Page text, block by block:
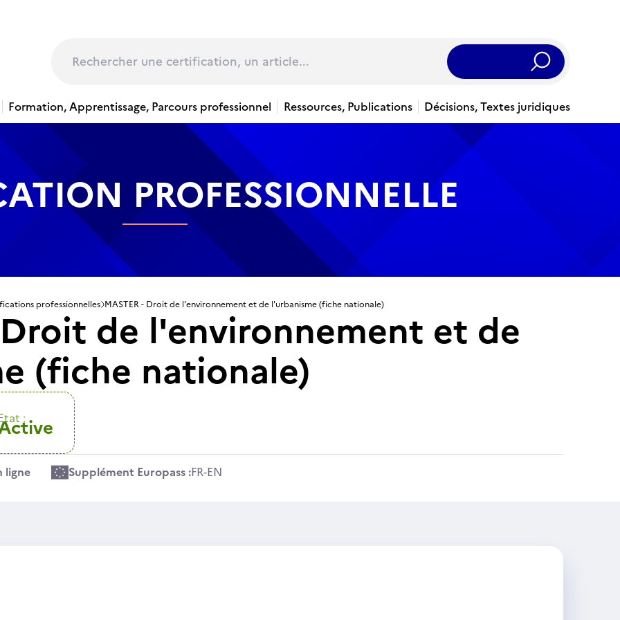
Rechercher
Formation, Apprentissage, Parcours professionnel Ressources, Publications Décisions, Textes juridiques
PROFESSIONNELLE
professionnelles MASTER - Droit de l'environnement et de l'urbanisme (fiche nationale)
Droit de l'environnement et de
(fiche nationale)
:
ligne Supplément Europass :FR-EN